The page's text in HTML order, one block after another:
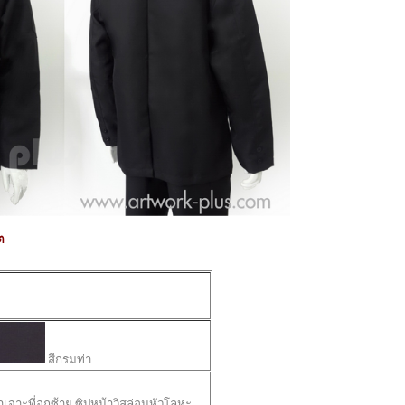
สีกรมท่า